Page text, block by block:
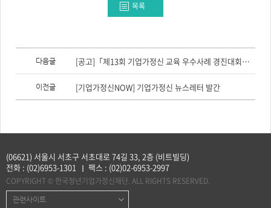
목록
이
다
다음글 [공고]「제13회 기업가정신 교육 우수사례 경진대회」 참가자 모집(~8/14)
이전글 [기업가정신NOW] 기업가정신 뉴스레터 발간
(06621) 서울시 서초구 서초대로 74길 33, 2층 (비트빌딩)
전화 : (02)6953-1301 팩스 : (02)02-6953-2997
COPYRIGHT © 한국청년기업가정신재단. ALL RIGHTS RESERVED.